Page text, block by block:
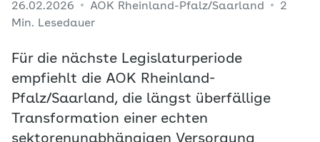
26.02.2026 AOK Rheinland-Pfalz/Saarland
2
Min. Lesedauer
Für die nächste Legislaturperiode
empfiehlt die AOK Rheinland-
Pfalz/Saarland, die längst überfällige
Transformation einer echten
sektorenunabhängigen Versorgung